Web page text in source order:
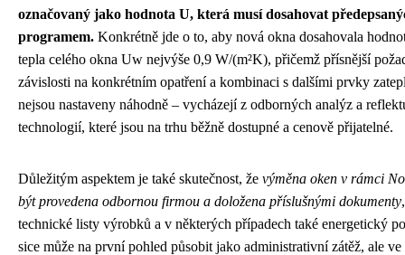
označovaný jako hodnota U, která musí dosahovat
programem. Konkrétně jde o to, aby nová okna dosahovala
tepla celého okna Uw nejvýše 0,9 W/(m²K), přičemž přísnější
závislosti na konkrétním opatření a kombinaci s dalšími prvky
nejsou nastaveny náhodně – vycházejí z odborných analýz a
technologií, které jsou na trhu běžně dostupné a cenově přijatelné.
Důležitým aspektem je také skutečnost, že výměna oken v rámci
být provedena odbornou firmou a doložena příslušnými dokumenty
technické listy výrobků a v některých případech také energetický
sice může na první pohled působit jako administrativní zátěž, ale